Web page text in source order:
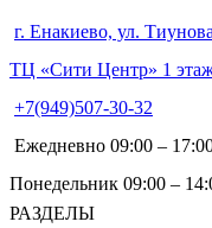
г. Енакиево, ул.
ТЦ «Сити Центр» 1
+7(949)507-30-32
Ежедневно 09:00 –
Понедельник 09:00 –
РАЗДЕЛЫ